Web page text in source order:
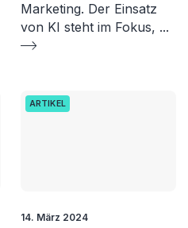
Marketing. Der Einsatz
von KI steht im Fokus, ...
ARTIKEL
14. März 2024